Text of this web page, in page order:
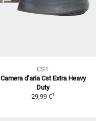
CST
Camera d’aria Cst Extra Heavy
Duty
29,99 €1